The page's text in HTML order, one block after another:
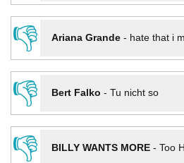
👎
Ariana Grande- hate that i
👎
Bert Falko - Tu nicht so
👎
BILLY WANTS MORE- Too